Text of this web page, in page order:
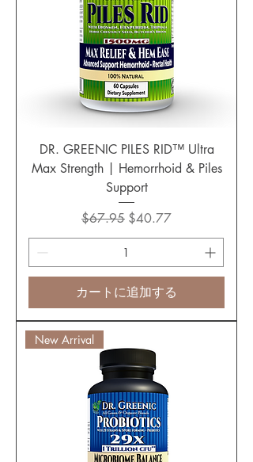
DR. GREENIC PILES RID™ Ultra
Max Strength | Hemorrhoid & Piles
Support
通常価格
$67.95 セール価格
$40.77
カートに追加する
New Arrival